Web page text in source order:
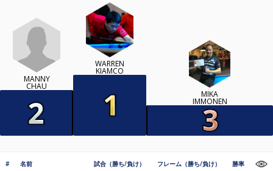
MANNY
CHAU
WARREN
KIAMCO
MIKA
IMMONEN
# 名前 試合（勝ち/負け） フレーム（勝ち/負け） 勝率